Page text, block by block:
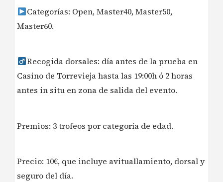
Categorías: Open, Master40, Master50,
Master60.
Recogida dorsales: día antes de la prueba en
Casino de Torrevieja hasta las 19:00h ó 2 horas
antes in situ en zona de salida del evento.
Premios: 3 trofeos por categoría de edad.
Precio: 10€, que incluye avituallamiento, dorsal y
seguro del día.